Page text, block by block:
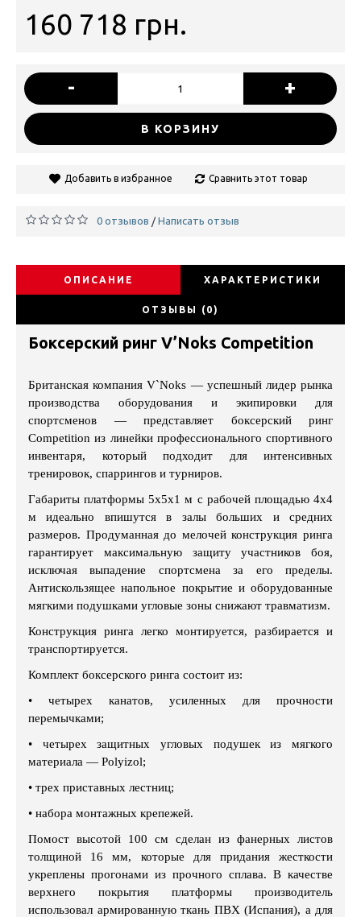
160 718 грн.
- +
В КОРЗИНУ
Добавить в избранное Сравнить этот товар
0 отзывов / Написать отзыв
ОПИСАНИЕ ХАРАКТЕРИСТИКИ
ОТЗЫВЫ (0)
Боксерский ринг V’Noks Competition
Британская компания V`Noks — успешный лидер рынка
производства оборудования и экипировки для
спортсменов — представляет боксерский ринг
Competition из линейки профессионального спортивного
инвентаря, который подходит для интенсивных
тренировок, спаррингов и турниров.
Габариты платформы 5х5х1 м с рабочей площадью 4х4
м идеально впишутся в залы больших и средних
размеров. Продуманная до мелочей конструкция ринга
гарантирует максимальную защиту участников боя,
исключая выпадение спортсмена за его пределы.
Антискользящее напольное покрытие и оборудованные
мягкими подушками угловые зоны снижают травматизм.
Конструкция ринга легко монтируется, разбирается и
транспортируется.
Комплект боксерского ринга состоит из:
•
четырех канатов, усиленных для прочности
перемычками;
•
четырех защитных угловых подушек из мягкого
материала — Polyizol;
• трех приставных лестниц;
• набора монтажных крепежей.
Помост высотой 100 см сделан из фанерных листов
толщиной 16 мм, которые для придания жесткости
укреплены прогонами из прочного сплава. В качестве
верхнего покрытия платформы производитель
использовал армированную ткань ПВХ (Испания), а для